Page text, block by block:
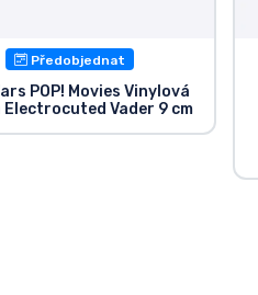
Předobjednat
POP! Movies Vinylová
Vader 9 cm